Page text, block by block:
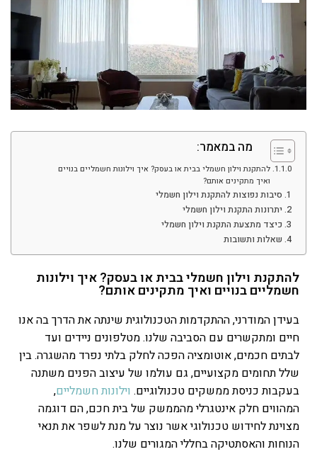
מה במאמר:
להתקנת וילון חשמלי בבית או בעסק? איך וילונות חשמליים בנויים
ואיך מתקינים אותם?
סיבות נפוצות להתקנת וילון חשמלי
יתרונות התקנת וילון חשמלי
כיצד מתצעת התקנת וילון חשמלי
שאלות ותשובות
להתקנת וילון חשמלי בבית או בעסק? איך וילונות
חשמליים בנויים ואיך מתקינים אותם?
בעידן המודרני, ההתקדמות הטכנולוגית שינתה את הדרך בה אנו
חיים ומתקשרים עם הסביבה שלנו. מטלפונים ניידים ועד
לבתים חכמים, אוטומציה הפכה לחלק בלתי נפרד מהשגרה. בין
שלל תחומים מקצועיים, גם עולמו של עיצוב הפנים משתנה
בעקבות כניסת ממשקים טכנולוגיים. וילונות חשמליים,
המהווים חלק אינטגרלי מהממשק של בית חכם, הם דוגמה
מצוינת לחידוש טכנולוגי אשר נוצר על מנת לשפר את תנאי
הנוחות והאסתטיקה בחללי המגורים שלנו.